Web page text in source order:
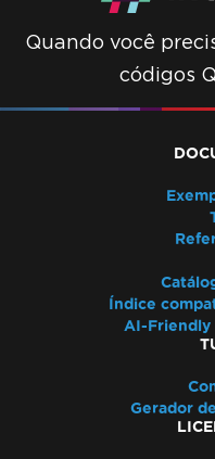
Quando você
códigos
Índice
AI-Friendly
Gerador